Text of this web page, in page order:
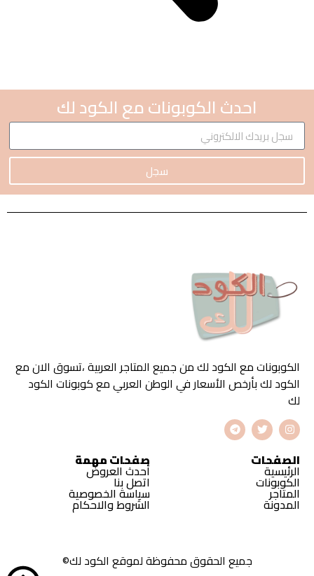
احدث الكوبونات مع الكود لك
سجل
الكوبونات مع الكود لك من جميع المتاجر العربية ،تسوق الان مع
الكود لك بأرخص الأسعار في الوطن العربي مع كوبونات الكود
لك
الصفحات
الرئيسية
الكوبونات
المتاجر
المدونة
صفحات مهمة
أحدث العروض
اتصل بنا
سياسة الخصوصية
الشروط والاحكام
جميع الحقوق محفوظة لموقع الكود لك©